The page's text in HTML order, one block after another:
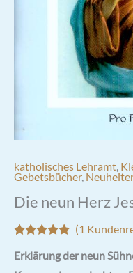
katholisches Lehramt,
Gebetsbücher,
Die neun Herz
5.00von 5,
(1
Erklärung der neun